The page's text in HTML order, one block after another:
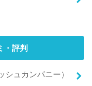
・評判
ュカンパニー）